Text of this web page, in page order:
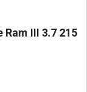
III 3.7 215